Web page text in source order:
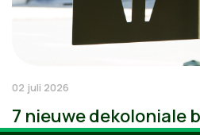
02 juli 2026
7 nieuwe dekoloniale